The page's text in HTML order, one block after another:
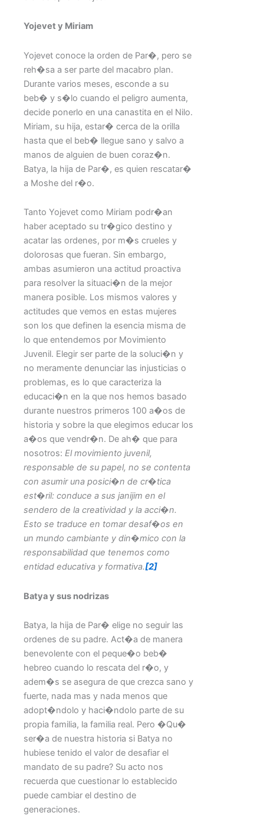
Yojevet y Miriam
Yojevet conoce la orden de Par�, pero se
reh�sa a ser parte del macabro plan.
Durante varios meses, esconde a su
beb� y s�lo cuando el peligro aumenta,
decide ponerlo en una canastita en el Nilo.
Miriam, su hija, estar� cerca de la orilla
hasta que el beb� llegue sano y salvo a
manos de alguien de buen coraz�n.
Batya, la hija de Par�, es quien rescatar�
a Moshe del r�o.
Tanto Yojevet como Miriam podr�an
haber aceptado su tr�gico destino y
acatar las ordenes, por m�s crueles y
dolorosas que fueran. Sin embargo,
ambas asumieron una actitud proactiva
para resolver la situaci�n de la mejor
manera posible. Los mismos valores y
actitudes que vemos en estas mujeres
son los que definen la esencia misma de
lo que entendemos por Movimiento
Juvenil. Elegir ser parte de la soluci�n y
no meramente denunciar las injusticias o
problemas, es lo que caracteriza la
educaci�n en la que nos hemos basado
durante nuestros primeros 100 a�os de
historia y sobre la que elegimos educar los
a�os que vendr�n. De ah� que para
nosotros: El movimiento juvenil,
responsable de su papel, no se contenta
con asumir una posici�n de cr�tica
est�ril: conduce a sus janijim en el
sendero de la creatividad y la acci�n.
Esto se traduce en tomar desaf�os en
un mundo cambiante y din�mico con la
responsabilidad que tenemos como
entidad educativa y formativa.[2]
Batya y sus nodrizas
Batya, la hija de Par� elige no seguir las
ordenes de su padre. Act�a de manera
benevolente con el peque�o beb�
hebreo cuando lo rescata del r�o, y
adem�s se asegura de que crezca sano y
fuerte, nada mas y nada menos que
adopt�ndolo y haci�ndolo parte de su
propia familia, la familia real. Pero �Qu�
ser�a de nuestra historia si Batya no
hubiese tenido el valor de desafiar el
mandato de su padre? Su acto nos
recuerda que cuestionar lo establecido
puede cambiar el destino de
generaciones.